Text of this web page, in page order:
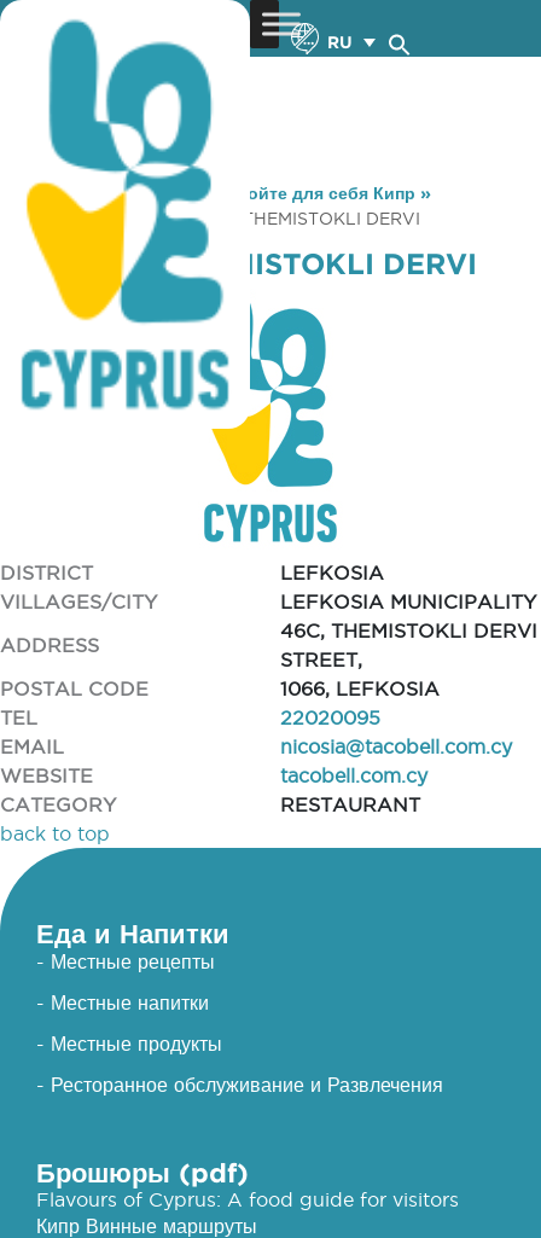
RU
You are here: Home »Откройте для себя Кипр »
Gastronomy
» TACOBELL THEMISTOKLI DERVI
TACOBELL THEMISTOKLI DERVI
DISTRICT
LEFKOSIA
VILLAGES/CITY
LEFKOSIA MUNICIPALITY
ADDRESS
46C, THEMISTOKLI DERVI
STREET,
POSTAL CODE
1066, LEFKOSIA
TEL
22020095
EMAIL
nicosia@tacobell.com.cy
WEBSITE
tacobell.com.cy
CATEGORY
RESTAURANT
back to top
Еда и Напитки
- Местные рецепты
- Местные напитки
- Местные продукты
- Ресторанное обслуживание и Развлечения
Брошюры (pdf)
Flavours of Cyprus: A food guide for visitors
Кипр Винные маршруты